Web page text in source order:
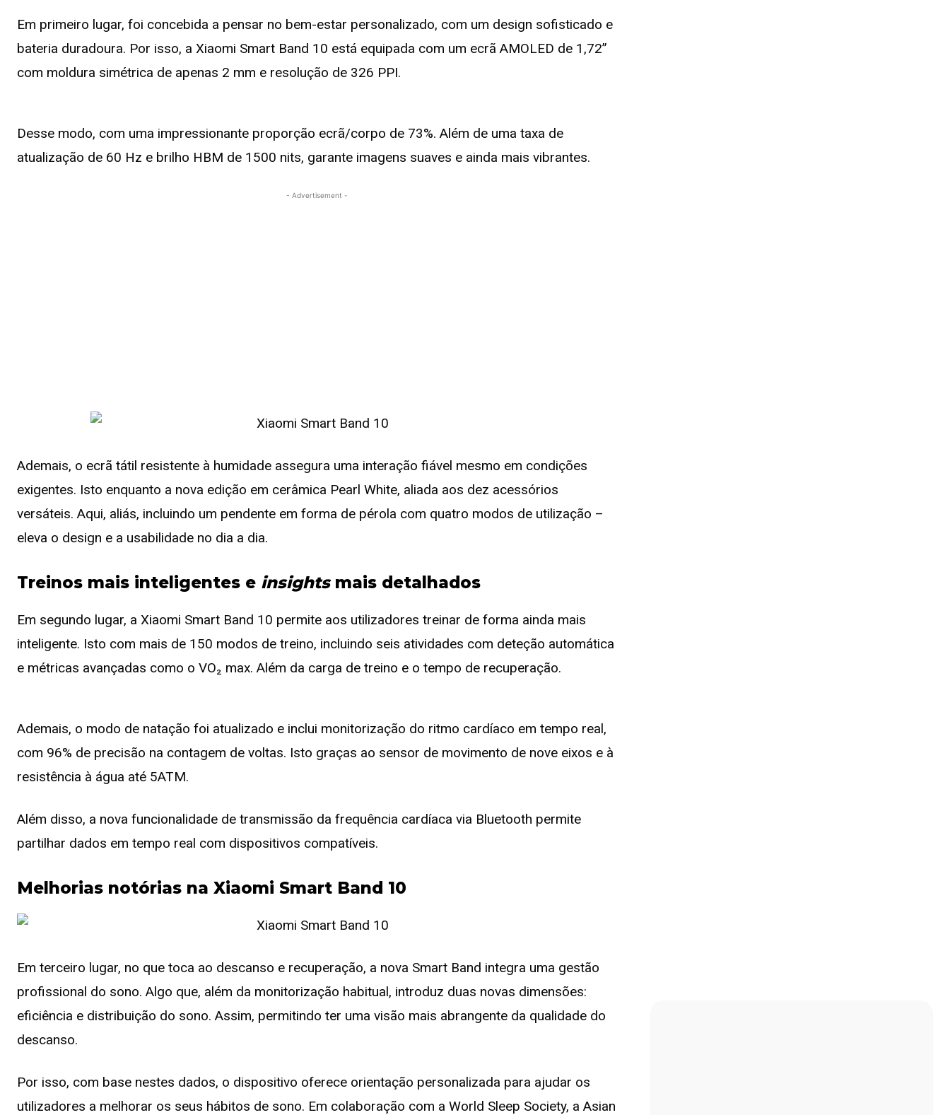
Em primeiro lugar, foi concebida a pensar no bem-estar personalizado, com um design sofisticado e
bateria duradoura. Por isso, a Xiaomi Smart Band 10 está equipada com um ecrã AMOLED de 1,72”
com moldura simétrica de apenas 2 mm e resolução de 326 PPI.
Desse modo, com uma impressionante proporção ecrã/corpo de 73%. Além de uma taxa de
atualização de 60 Hz e brilho HBM de 1500 nits, garante imagens suaves e ainda mais vibrantes.
- Advertisement -
Ademais, o ecrã tátil resistente à humidade assegura uma interação fiável mesmo em condições
exigentes. Isto enquanto a nova edição em cerâmica Pearl White, aliada aos dez acessórios
versáteis. Aqui, aliás, incluindo um pendente em forma de pérola com quatro modos de utilização –
eleva o design e a usabilidade no dia a dia.
Treinos mais inteligentes e insights mais detalhados
Em segundo lugar, a Xiaomi Smart Band 10 permite aos utilizadores treinar de forma ainda mais
inteligente. Isto com mais de 150 modos de treino, incluindo seis atividades com deteção automática
e métricas avançadas como o VO₂ max. Além da carga de treino e o tempo de recuperação.
Ademais, o modo de natação foi atualizado e inclui monitorização do ritmo cardíaco em tempo real,
com 96% de precisão na contagem de voltas. Isto graças ao sensor de movimento de nove eixos e à
resistência à água até 5ATM.
Além disso, a nova funcionalidade de transmissão da frequência cardíaca via Bluetooth permite
partilhar dados em tempo real com dispositivos compatíveis.
Melhorias notórias na Xiaomi Smart Band 10
Em terceiro lugar, no que toca ao descanso e recuperação, a nova Smart Band integra uma gestão
profissional do sono. Algo que, além da monitorização habitual, introduz duas novas dimensões:
eficiência e distribuição do sono. Assim, permitindo ter uma visão mais abrangente da qualidade do
descanso.
Por isso, com base nestes dados, o dispositivo oferece orientação personalizada para ajudar os
utilizadores a melhorar os seus hábitos de sono. Em colaboração com a World Sleep Society, a Asian